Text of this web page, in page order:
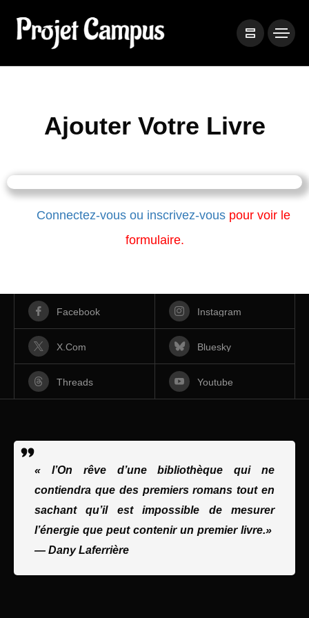
Ajouter Votre Livre
Connectez-vous ou inscrivez-vouspour voir le
formulaire.
Facebook Instagram
X.com Bluesky
Threads Youtube
« l’On rêve d’une bibliothèque qui ne
contiendra que des premiers romans tout en
sachant qu’il est impossible de mesurer
l’énergie que peut contenir un premier livre.»
— Dany Laferrière